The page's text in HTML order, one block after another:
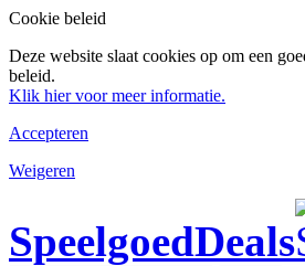
Cookie beleid
Deze website slaat cookies op om een
beleid.
Klik hier voor meer informatie.
Accepteren
Weigeren
SpeelgoedDeals